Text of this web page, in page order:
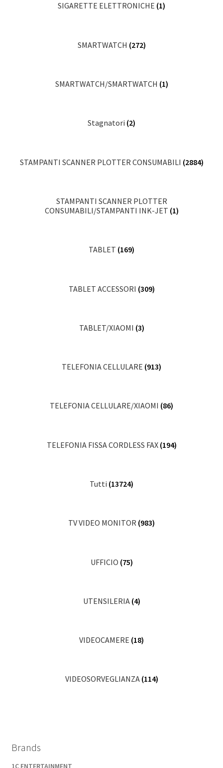
SIGARETTE ELETTRONICHE (1)
SMARTWATCH (272)
SMARTWATCH/SMARTWATCH (1)
Stagnatori (2)
STAMPANTI SCANNER PLOTTER CONSUMABILI (2884)
STAMPANTI SCANNER PLOTTER
CONSUMABILI/STAMPANTI INK-JET (1)
TABLET (169)
TABLET ACCESSORI (309)
TABLET/XIAOMI (3)
TELEFONIA CELLULARE (913)
TELEFONIA CELLULARE/XIAOMI (86)
TELEFONIA FISSA CORDLESS FAX (194)
Tutti (13724)
TV VIDEO MONITOR (983)
UFFICIO (75)
UTENSILERIA (4)
VIDEOCAMERE (18)
VIDEOSORVEGLIANZA (114)
Brands
1C ENTERTAINMENT